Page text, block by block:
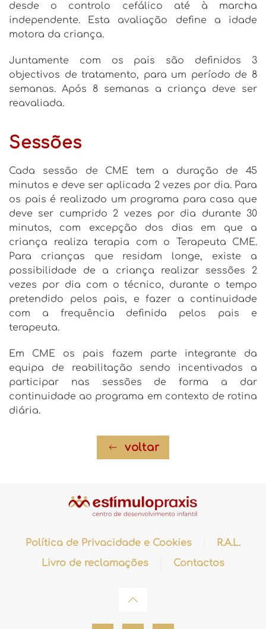
desde o controlo cefálico até à marcha
independente. Esta avaliação define a idade
motora da criança.
Juntamente com os pais são definidos 3
objectivos de tratamento, para um período de 8
semanas. Após 8 semanas a criança deve ser
reavaliada.
Sessões
Cada sessão de CME tem a duração de 45
minutos e deve ser aplicada 2 vezes por dia. Para
os pais é realizado um programa para casa que
deve ser cumprido 2 vezes por dia durante 30
minutos, com excepção dos dias em que a
criança realiza terapia com o Terapeuta CME.
Para crianças que residam longe, existe a
possibilidade de a criança realizar sessões 2
vezes por dia com o técnico, durante o tempo
pretendido pelos pais, e fazer a continuidade
com a frequência definida pelos pais e
terapeuta.
Em CME os pais fazem parte integrante da
equipa de reabilitação sendo incentivados a
participar nas sessões de forma a dar
continuidade ao programa em contexto de rotina
diária.
voltar
Política de Privacidade e Cookies
R.A.L.
Livro de reclamações
Contactos